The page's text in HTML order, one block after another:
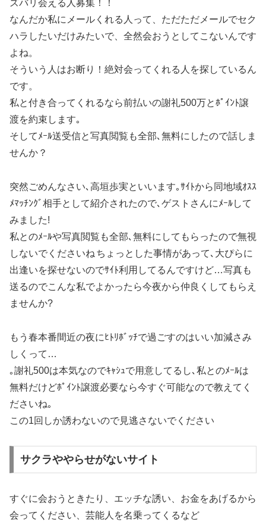
ズバリ会える人募集！！
なんだか私にメールくれる人って、ただただメールでセク
ハラしたいだけみたいで、全然会おうとしてこないんです
よね。
そういう人はお断り！絶対会ってくれる人を探しているん
です。
私と付き合ってくれるなら前払いの謝礼500万とﾎﾟｲﾝﾄ譲
渡を約束します｡
そしてﾒｰﾙ送受信と写真閲覧も全部､無料にしたので話しま
せんか？
突然ごめんなさい､高垣歩実といいます｡ｻｲﾄから同地域ｵｽｽ
ﾒﾏｯﾁﾝｸﾞ相手として紹介されたので､ゲストさんにﾒｰﾙして
みました!
私とのﾒｰﾙや写真閲覧も全部､無料にしてもらったので無視
しないでくださいね ちょっとした事情があって､大ぴらに
出逢いを探せないのでｻｲﾄ利用してるんですけど…写真も
送るのでこんな私でよかったら今夜から仲良くしてもらえ
ませんか?
もう春本番間近の夜にﾋﾄﾘﾎﾞｯﾁで過ごすのはいい加減さみ
しくって…
｡謝礼500は本気なのでｷｬｼｭで用意してるし､私とのﾒｰﾙは
無料だけどﾎﾟｲﾝﾄ譲渡必要なら今すぐ可能なので教えてく
ださいね｡
この1回しか誘わないので見逃さないでください
サクラややらせがないサイト
すぐに会おうときたり、エッチな誘い、お金をあげるから
会ってください、芸能人を名乗ってくるなど